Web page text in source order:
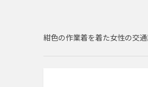
紺色の作業着を着た女性の交